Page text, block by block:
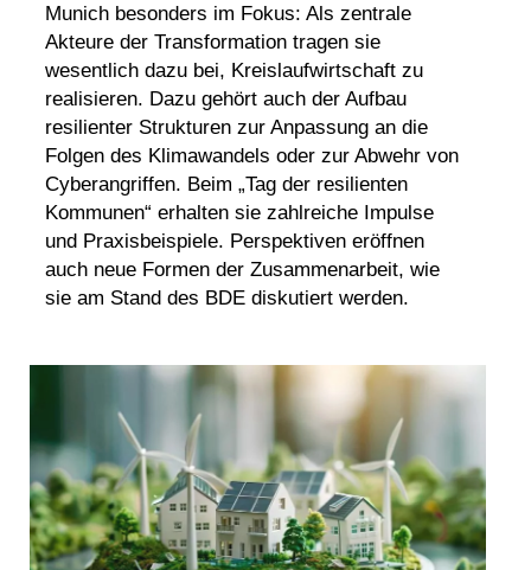
Munich besonders im Fokus: Als zentrale
Akteure der Transformation tragen sie
wesentlich dazu bei, Kreislaufwirtschaft zu
realisieren. Dazu gehört auch der Aufbau
resilienter Strukturen zur Anpassung an die
Folgen des Klimawandels oder zur Abwehr von
Cyberangriffen. Beim „Tag der resilienten
Kommunen“ erhalten sie zahlreiche Impulse
und Praxisbeispiele. Perspektiven eröffnen
auch neue Formen der Zusammenarbeit, wie
sie am Stand des BDE diskutiert werden.